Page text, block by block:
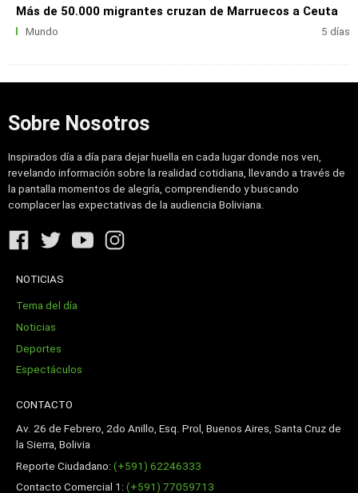
Más de 50.000 migrantes cruzan de Marruecos a Ceuta
Mundo 5 días
Sobre Nosotros
Inspirados día a día para dejar huella en cada lugar donde nos ven,
revelando información sobre la realidad cotidiana, llevando a través de
la pantalla momentos de alegría, comprendiendo y buscando
complacer las expectativas de la audiencia Boliviana.
NOTICIAS
Tema del día
Noticias
Deportes
Espectáculos
CONTACTO
Av. 26 de Febrero, 2do Anillo, Esq. Prol, Buenos Aires, Santa Cruz de
la Sierra, Bolivia
Reporte Ciudadano:(+591) 62246333
Contacto Comercial 1:(+591) 77059713